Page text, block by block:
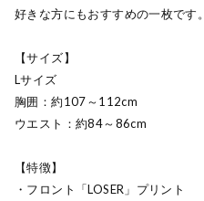
好きな方にもおすすめの一枚です。
【サイズ】
Lサイズ
胸囲：約107～112cm
ウエスト：約84～86cm
【特徴】
・フロント「LOSER」プリント